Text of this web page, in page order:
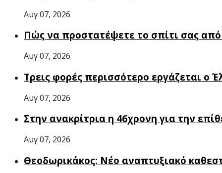
Αυγ 07, 2026
Πώς να προστατέψετε το σπίτι σας από
Αυγ 07, 2026
Τρεις φορές περισσότερο εργάζεται
Αυγ 07, 2026
Στην ανακρίτρια η 46χρονη για την
Αυγ 07, 2026
Θεοδωρικάκος: Νέο αναπτυξιακό